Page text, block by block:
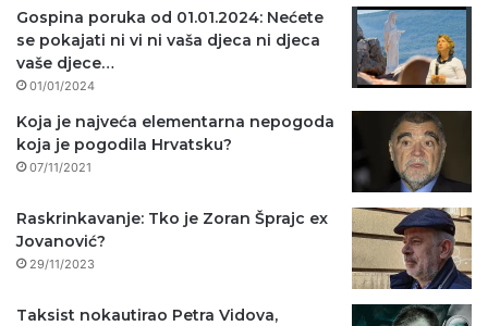
Gospina poruka od 01.01.2024: Nećete
se pokajati ni vi ni vaša djeca ni djeca
vaše djece…
01/01/2024
Koja je najveća elementarna nepogoda
koja je pogodila Hrvatsku?
07/11/2021
Raskrinkavanje: Tko je Zoran Šprajc ex
Jovanović?
29/11/2023
Taksist nokautirao Petra Vidova,